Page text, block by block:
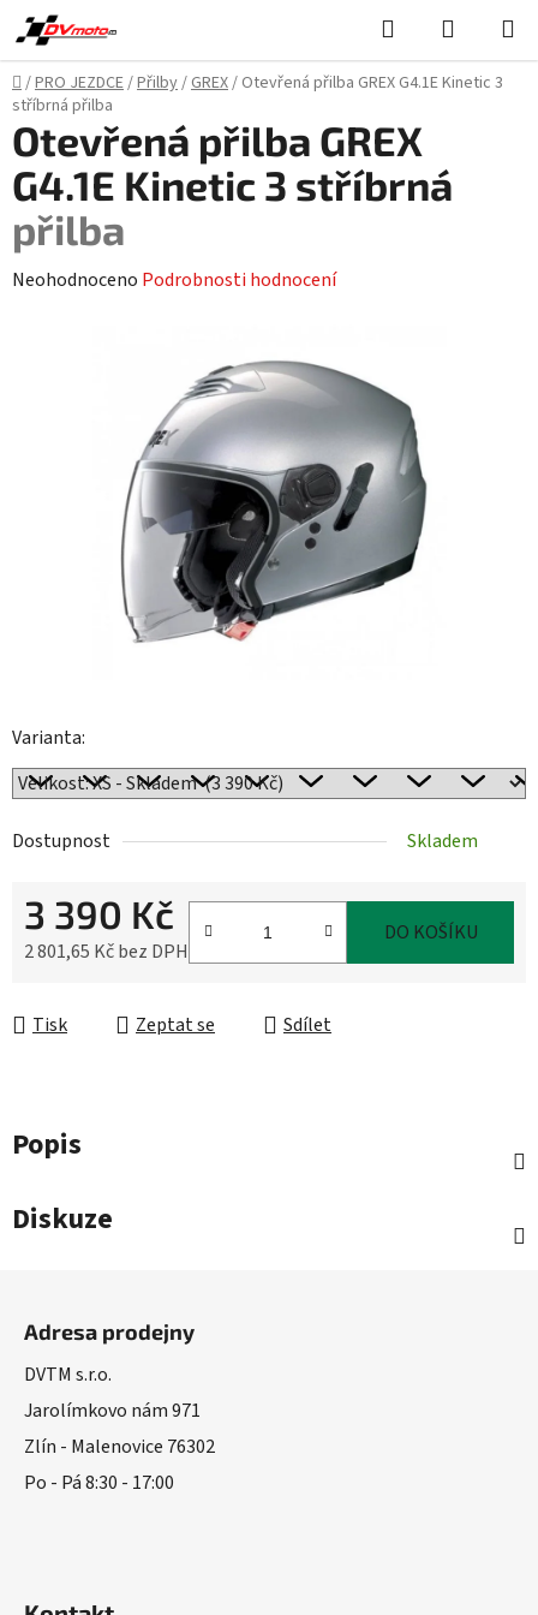
Přejít
na
obsah
Hledat
KOŠÍK
Domů
/PRO JEZDCE/Přilby/GREX/ Otevřená přilba GREX G4.1E Kinetic 3
stříbrná přilba
Varianta:
Dostupnost Skladem
3 390 Kč
2 801,65 Kč bez DPH
DO KOŠÍKU
Tisk Zeptat se Sdílet
Otevřená přilba GREX
G4.1E Kinetic 3 stříbrná
přilba
Průměrné
Neohodnoceno Podrobnosti hodnocení
Popis
Diskuze
Adresa prodejny
DVTM s.r.o.
Jarolímkovo nám 971
Zlín - Malenovice 76302
Po - Pá 8:30 - 17:00